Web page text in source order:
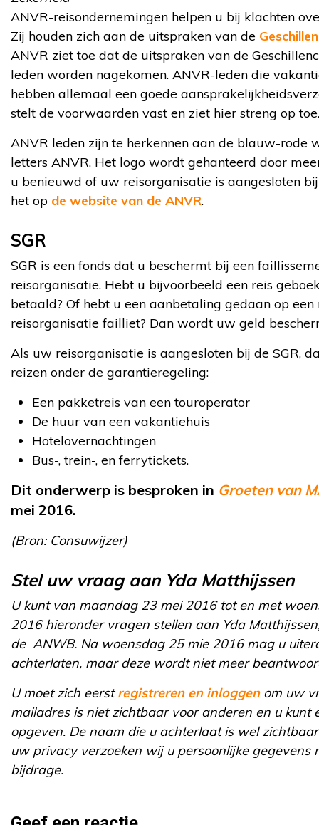
ANVR-reisondernemingen helpen u bij klachten
Zij houden zich aan de uitspraken van de
ANVR ziet toe dat de uitspraken van de
leden worden nagekomen. ANVR-leden die
hebben allemaal een goede
stelt de voorwaarden vast en ziet hier streng op toe.
ANVR leden zijn te herkennen aan de blauw-rode
letters ANVR. Het logo wordt gehanteerd door
u benieuwd of uw reisorganisatie is aangesloten
het op de website van de ANVR.
SGR
SGR is een fonds dat u beschermt bij een
reisorganisatie. Hebt u bijvoorbeeld een reis
betaald? Of hebt u een aanbetaling gedaan op een
reisorganisatie failliet? Dan wordt uw geld
Als uw reisorganisatie is aangesloten bij de SGR,
reizen onder de garantieregeling:
Een pakketreis van een touroperator
De huur van een vakantiehuis
Hotelovernachtingen
Bus-, trein-, en ferrytickets.
Dit onderwerp is besproken in Groeten van
mei 2016.
(Bron: Consuwijzer)
Stel uw vraag aan Yda Matthijssen
U kunt van maandag 23 mei 2016 tot en met
2016 hieronder vragen stellen aan Yda
de ANWB. Na woensdag 25 mie 2016 mag u
achterlaten, maar deze wordt niet meer
U moet zich eerstregistreren en inloggenom uw
mailadres is niet zichtbaar voor anderen en u kunt
opgeven. De naam die u achterlaat is wel
uw privacy verzoeken wij u persoonlijke gegevens
bijdrage.